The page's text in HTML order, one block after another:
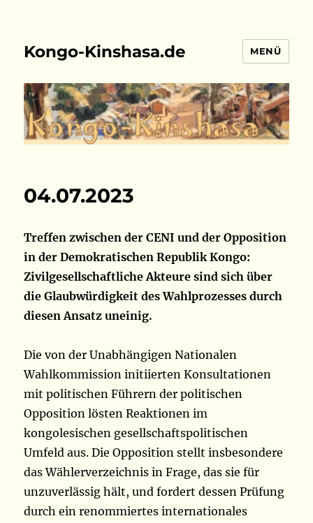
Kongo-Kinshasa.de MENÜ
04.07.2023
Treffen zwischen der CENI und der Opposition
in der Demokratischen Republik Kongo:
Zivilgesellschaftliche Akteure sind sich über
die Glaubwürdigkeit des Wahlprozesses durch
diesen Ansatz uneinig.
Die von der Unabhängigen Nationalen
Wahlkommission initiierten Konsultationen
mit politischen Führern der politischen
Opposition lösten Reaktionen im
kongolesischen gesellschaftspolitischen
Umfeld aus. Die Opposition stellt insbesondere
das Wählerverzeichnis in Frage, das sie für
unzuverlässig hält, und fordert dessen Prüfung
durch ein renommiertes internationales